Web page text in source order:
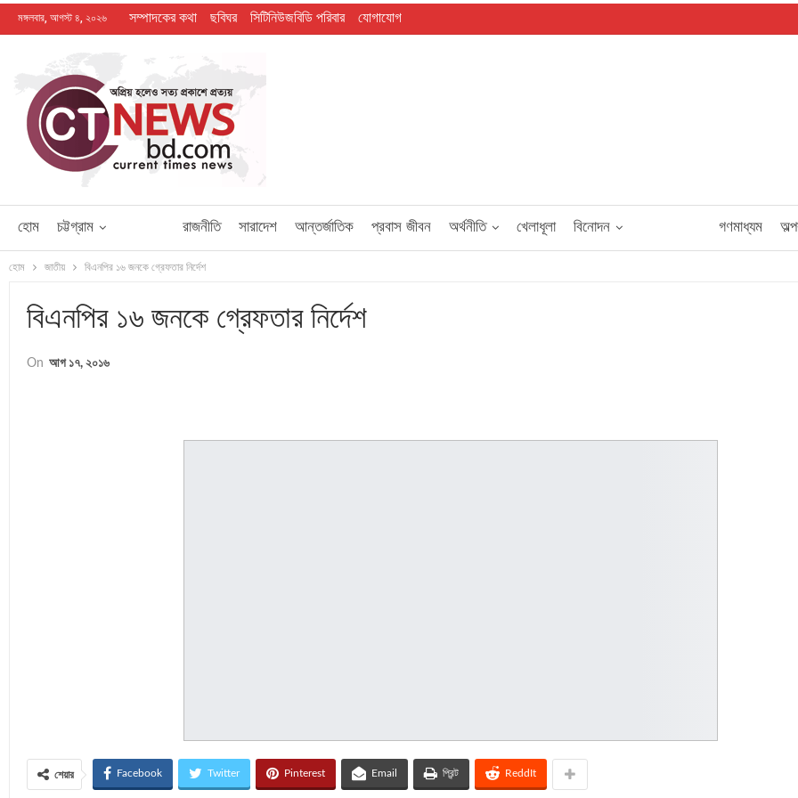
মঙ্গলবার, আগস্ট ৪, ২০২৬ সম্পাদকের কথা ছবিঘর সিটিনিউজবিডি পরিবার যোগাযোগ
হোম চট্টগ্রাম রাজনীতি সারাদেশ আন্তর্জাতিক প্রবাস জীবন অর্থনীতি খেলাধূলা বিনোদন গণমাধ্যম
হোম জাতীয় বিএনপির ১৬ জনকে গ্রেফতার নির্দেশ
বিএনপির ১৬ জনকে গ্রেফতার নির্দেশ
On আগ ১৭, ২০১৬
শেয়ার Facebook Twitter Pinterest Email প্রিন্ট ReddIt